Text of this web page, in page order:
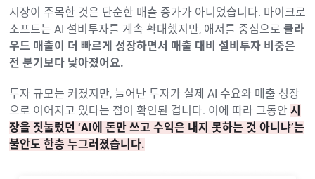
시장이 주목한 것은 단순한 매출 증가가 아니었습니다. 마이크로
소프트는 AI 설비투자를 계속 확대했지만, 애저를 중심으로 클라
우드 매출이 더 빠르게 성장하면서 매출 대비 설비투자 비중은
전 분기보다 낮아졌어요.
투자 규모는 커졌지만, 늘어난 투자가 실제 AI 수요와 매출 성장
으로 이어지고 있다는 점이 확인된 겁니다. 이에 따라 그동안 시
장을 짓눌렀던 ‘AI에 돈만 쓰고 수익은 내지 못하는 것 아니냐’는
불안도 한층 누그러졌습니다.